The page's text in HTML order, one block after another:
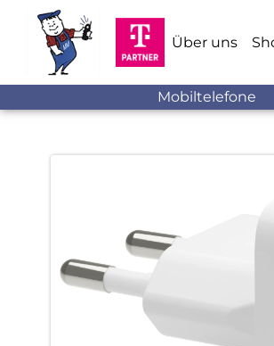
Über uns
Mobiltelefone